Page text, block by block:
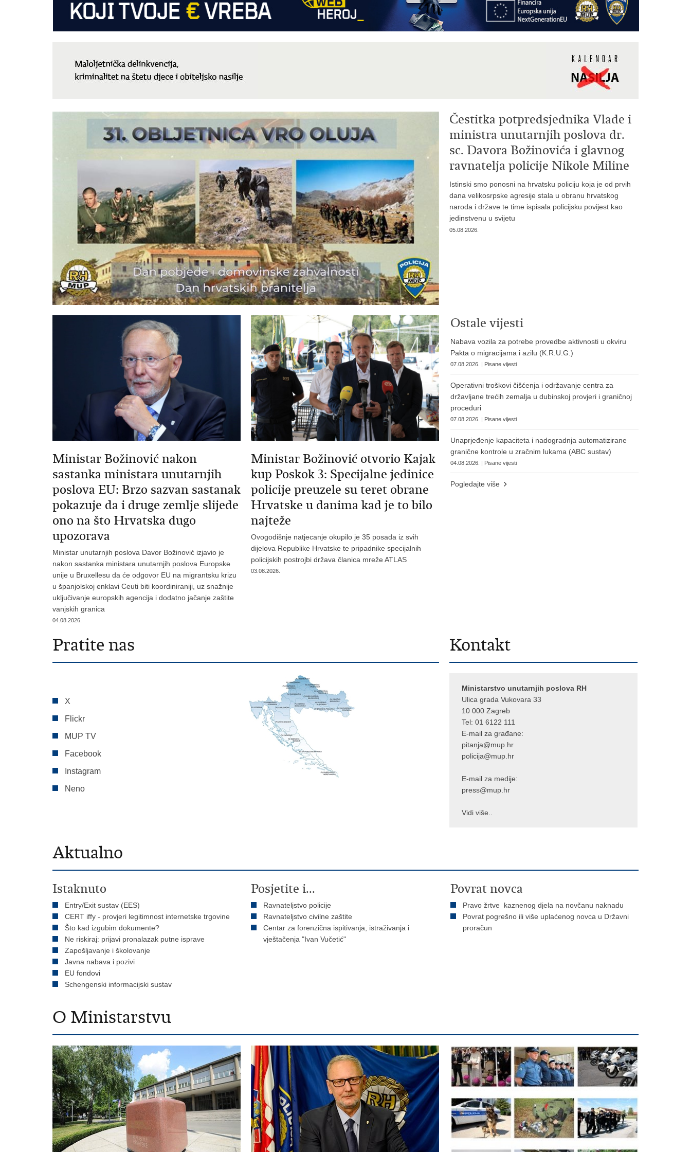
Čestitka potpredsjednika Vlade i
ministra unutarnjih poslova dr.
sc. Davora Božinovića i glavnog
ravnatelja policije Nikole Miline
Istinski smo ponosni na hrvatsku policiju koja je od prvih
dana velikosrpske agresije stala u obranu hrvatskog
naroda i države te time ispisala policijsku povijest kao
jedinstvenu u svijetu
05.08.2026.
Ministar Božinović nakon
sastanka ministara unutarnjih
poslova EU: Brzo sazvan sastanak
pokazuje da i druge zemlje slijede
ono na što Hrvatska dugo
upozorava
Ministar unutarnjih poslova Davor Božinović izjavio je
nakon sastanka ministara unutarnjih poslova Europske
unije u Bruxellesu da će odgovor EU na migrantsku krizu
u španjolskoj enklavi Ceuti biti koordiniraniji, uz snažnije
uključivanje europskih agencija i dodatno jačanje zaštite
vanjskih granica
04.08.2026.
Ministar Božinović otvorio Kajak
kup Poskok 3: Specijalne jedinice
policije preuzele su teret obrane
Hrvatske u danima kad je to bilo
najteže
Ovogodišnje natjecanje okupilo je 35 posada iz svih
dijelova Republike Hrvatske te pripadnike specijalnih
policijskih postrojbi država članica mreže ATLAS
03.08.2026.
Ostale vijesti
Nabava vozila za potrebe provedbe aktivnosti u okviru
Pakta o migracijama i azilu (K.R.U.G.)
07.08.2026. | Pisane vijesti
Operativni troškovi čišćenja i održavanje centra za
državljane trećih zemalja u dubinskoj provjeri i graničnoj
proceduri
07.08.2026. | Pisane vijesti
Unaprjeđenje kapaciteta i nadogradnja automatizirane
granične kontrole u zračnim lukama (ABC sustav)
04.08.2026. | Pisane vijesti
Pogledajte više
Pratite nas
X
Flickr
MUP TV
Facebook
Instagram
Neno
Kontakt
Ministarstvo unutarnjih poslova RH
Ulica grada Vukovara 33
10 000 Zagreb
Tel: 01 6122 111
E-mail za građane:
pitanja@mup.hr
policija@mup.hr
E-mail za medije:
press@mup.hr
Vidi više..
Aktualno
Istaknuto
Entry/Exit sustav (EES)
CERT iffy - provjeri legitimnost internetske trgovine
Što kad izgubim dokumente?
Ne riskiraj: prijavi pronalazak putne isprave
Zapošljavanje i školovanje
Javna nabava i pozivi
EU fondovi
Schengenski informacijski sustav
Posjetite i...
Ravnateljstvo policije
Ravnateljstvo civilne zaštite
Centar za forenzična ispitivanja, istraživanja i
vještačenja "Ivan Vučetić"
Povrat novca
Pravo žrtve kaznenog djela na novčanu naknadu
Povrat pogrešno ili više uplaćenog novca u Državni
proračun
O Ministarstvu